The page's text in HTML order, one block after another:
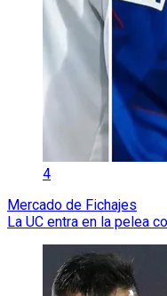
4
Mercado de Fichajes
La UC entra en la pelea